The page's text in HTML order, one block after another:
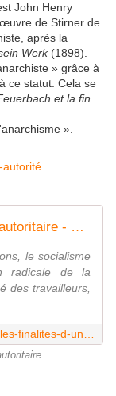
John Henry
de Stirner de
après la
Werk(1898).
» grâce à
ce statut. Cela se
et la fin
».
★ Les finalités d'un socialisme anti-autoritaire - Socialisme libertaire
le socialisme
radicale de la
des travailleurs,